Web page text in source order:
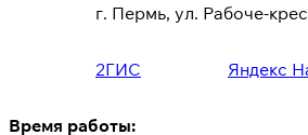
г. Пермь, ул. Рабоче-
2ГИС Яндекс
Время работы: